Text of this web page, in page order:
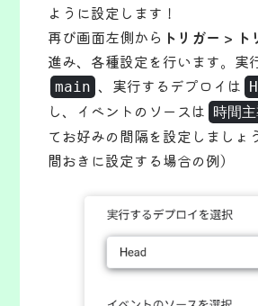
ように設定します！
再び画面左側から トリガー >
進み、各種設定を行います。実
main 、実行するデプロイは
し、イベントのソースは 時間
てお好みの間隔を設定しましょ
間おきに設定する場合の例）